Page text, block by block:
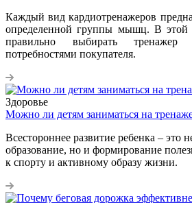
Каждый вид кардиотренажеров
определенной группы мышц. В этой
правильно выбирать
потребностями покупателя.
Здоровье
Можно ли детям заниматься на
Всестороннее развитие ребенка – это
образование, но и формирование
к спорту и активному образу жизни.